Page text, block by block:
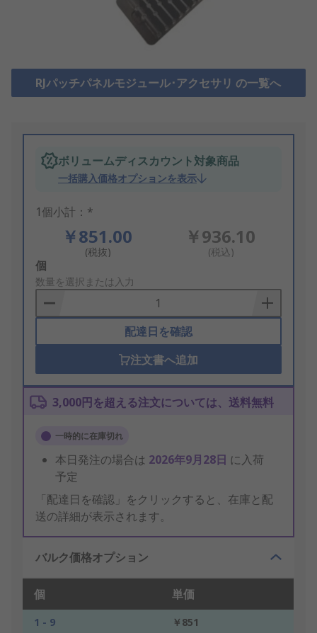
RJパッチパネルモジュール･アクセサリ の一覧へ
ボリュームディスカウント対象商品
一括購入価格オプションを表示
1個小計：*
￥851.00
(税抜)
￥936.10
(税込)
Add
to
Basket
個
数量を選択または入力
配達日を確認
注文書へ追加
3,000円を超える注文については、送料無料
一時的に在庫切れ
本日発注の場合は 2026年9月28日 に入荷
予定
「配達日を確認」をクリックすると、在庫と配
送の詳細が表示されます。
バルク価格オプション
個 単価
1 - 9
￥851